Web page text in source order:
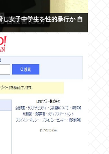
し女子中学生を性的暴行か 自